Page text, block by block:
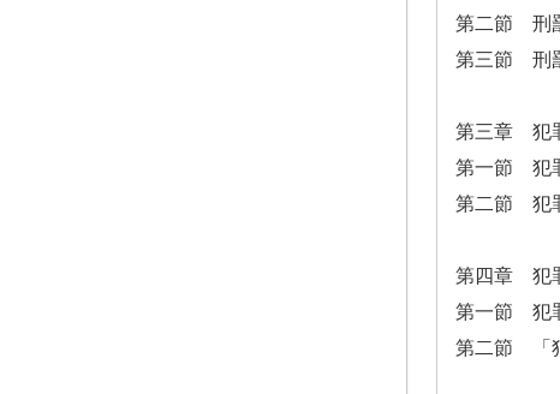
第二節 刑
第三節 刑
第三章 犯
第一節 犯
第二節 犯
第四章 犯
第一節 犯
第二節 「